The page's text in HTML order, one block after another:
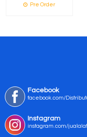
Pre Order
Facebook
facebook.com/
Instagram
instagram.com/